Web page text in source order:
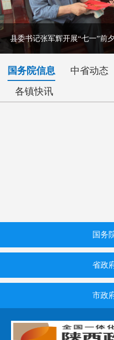
县委书记张军辉开展“七一”前
国务院信息 中省动态
各镇快讯
国务
省政
市政